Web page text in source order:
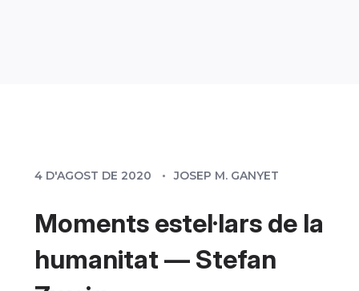
4 D'AGOST DE 2020 JOSEP M. GANYET
Moments estel·lars de la
humanitat — Stefan